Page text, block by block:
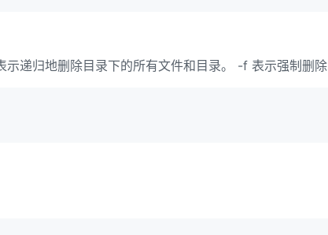
递归地删除目录下的所有文件和目录。 -f 表示强制删除